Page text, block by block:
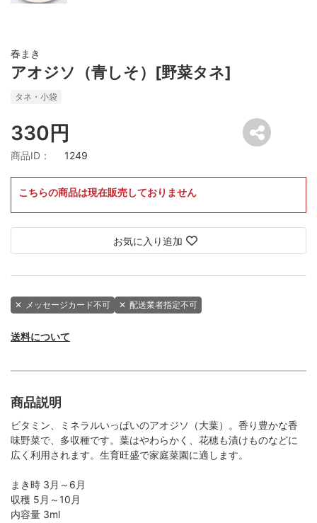
春まき
アオジソ（青しそ）[野菜タネ]
タネ・小袋
330円
商品ID： 1249
こちらの商品は現在販売しておりません
お気に入り追加
✕ メッセージカード不可 ✕ 配送業者指定不可
送料について
商品説明
ビタミン、ミネラルいっぱいのアオジソ（大葉）。香り豊かな香
味野菜で、多収種です。葉はやわらかく、花穂も漬けものなどに
広く利用されます。生育旺盛で家庭菜園に適します。
まき時 3月～6月
収穫 5月～10月
内容量 3ml